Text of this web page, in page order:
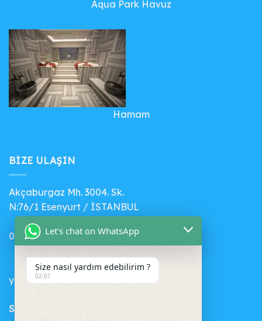
Aqua Park Havuz
Hamam
BIZE ULAŞIN
Akçaburgaz Mh. 3004. Sk.
N:76/1 Esenyurt / İSTANBUL
0 (541) 412 56 71
yenihavuz@gmail.com
SEPET
Let's chat on WhatsApp
Size nasıl yardım edebilirim ?
02:01